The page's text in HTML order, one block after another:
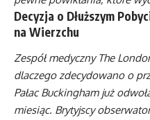
Decyzja o Dłuższym
na Wierzchu
Zespół medyczny The
dlaczego zdecydowano o
Pałac Buckingham już
miesiąc. Brytyjscy